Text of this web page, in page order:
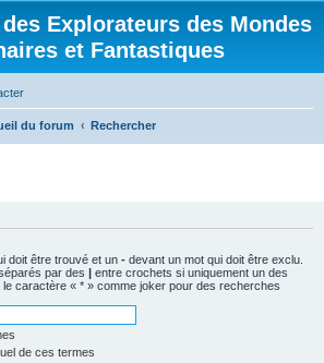
Explorateurs des Mondes
et Fantastiques
du forum Rechercher
doit être trouvé et un - devant un mot qui doit être exclu.
par des | entre crochets si uniquement un des
caractère « * » comme joker pour des recherches
de ces termes